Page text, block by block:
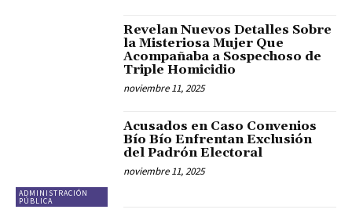
Revelan Nuevos Detalles Sobre
la Misteriosa Mujer Que
Acompañaba a Sospechoso de
Triple Homicidio
noviembre 11, 2025
ADMINISTRACIÓN
PÚBLICA
Acusados en Caso Convenios
Bío Bío Enfrentan Exclusión
del Padrón Electoral
noviembre 11, 2025